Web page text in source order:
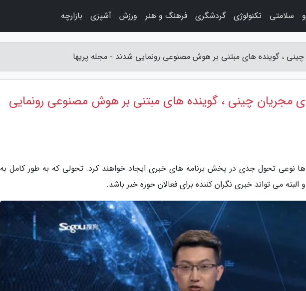
چینی ، گوینده های مبتنی بر هوش مصنوعی رونمایی شدند - مجله پریها
مجریان چینی ، گوینده های مبتنی بر هوش مصنوعی رونمایی
ها نوعی تحول جدی در پخش برنامه های خبری ایجاد خواهند کرد. تحولی که به طور کامل به
می تواند خبری نگران کننده برای فعالان حوزه خبر باشد.
سلامتی تکنولوژی گردشگری فرهنگ و هنر ورزش آشپزی بازارچه